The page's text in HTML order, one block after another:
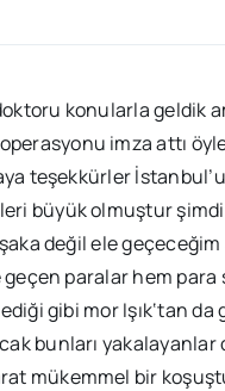
konularla geldik
imza attı
teşekkürler
büyük olmuştur
değil ele
paralar hem para
gibi mor Işık‘tan
bunları yakalayanlar
mükemmel bir